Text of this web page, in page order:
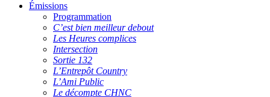
Émissions
Programmation
C’est bien meilleur debout
Les Heures complices
Intersection
Sortie 132
L’Entrepôt Country
L’Ami Public
Le décompte CHNC